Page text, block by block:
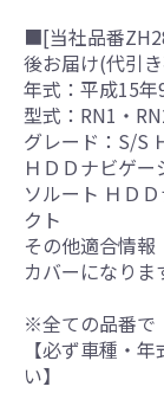
■[当社品番
後お届け(代引
年式：平成15
型式：RN1・
グレード：S/S
ＨＤＤナビゲ
ソルート ＨＤ
クト
その他適合情
カバーになりま
※全ての品番で
【必ず車種・
い】